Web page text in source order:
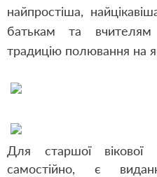
найпростіша,
батькам та
традицію полювання на
Для старшої
самостійно, є